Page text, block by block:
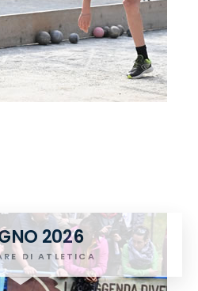
2026
DI ATLETICA